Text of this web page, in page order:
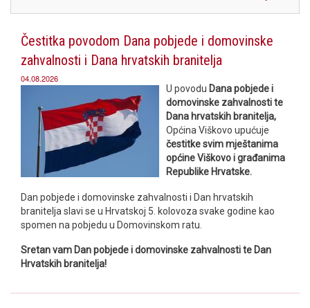
Čestitka povodom Dana pobjede i domovinske
zahvalnosti i Dana hrvatskih branitelja
04.08.2026
U povodu Dana pobjede i
domovinske zahvalnosti te
Dana hrvatskih branitelja,
Općina Viškovo upućuje
čestitke svim mještanima
općine Viškovo i građanima
Republike Hrvatske.
Dan pobjede i domovinske zahvalnosti i Dan hrvatskih
branitelja slavi se u Hrvatskoj 5. kolovoza svake godine kao
spomen na pobjedu u Domovinskom ratu.
Sretan vam Dan pobjede i domovinske zahvalnosti te Dan
Hrvatskih branitelja!